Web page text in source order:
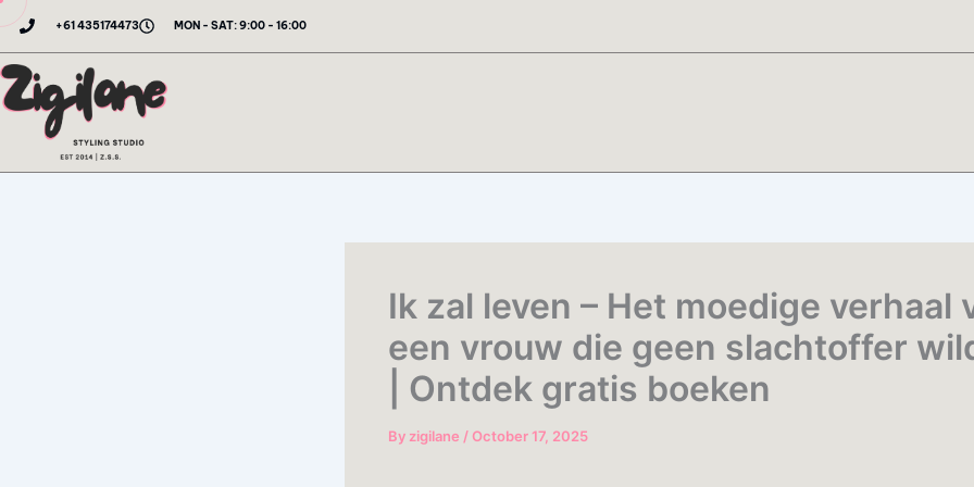
Skip
content
+61 435174473 MON - SAT: 9:00 - 16:00
Ik zal leven – Het moedige verhaal
een vrouw die geen slachtoffer
| Ontdek gratis boeken
By zigilane /October 17, 2025